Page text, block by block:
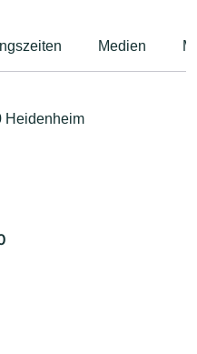
Medien
Heidenheim